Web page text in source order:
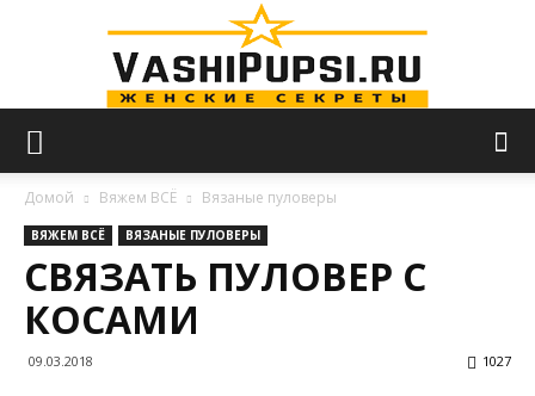
—
Домой Вяжем ВСЁ Вязаные пуловеры
ВЯЖЕМ ВСЁ ВЯЗАНЫЕ ПУЛОВЕРЫ
СВЯЗАТЬ ПУЛОВЕР С
КОСАМИ
09.03.2018 1027